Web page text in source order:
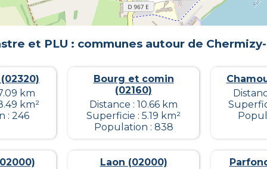
et PLU : communes autour de
km
km²
: 246
Bourg et comin
(02160)
Distance : 10.66 km
Superficie : 5.19 km²
Population : 838
Laon (02000)